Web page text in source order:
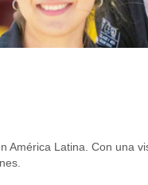
América Latina. Con una